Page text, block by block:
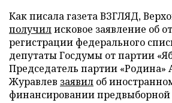
Как писала газета ВЗГЛЯД,
получилисковое заявление об
регистрации федерального
депутаты Госдумы от партии
Председатель партии «Родина»
Журавлев заявил об
финансировании